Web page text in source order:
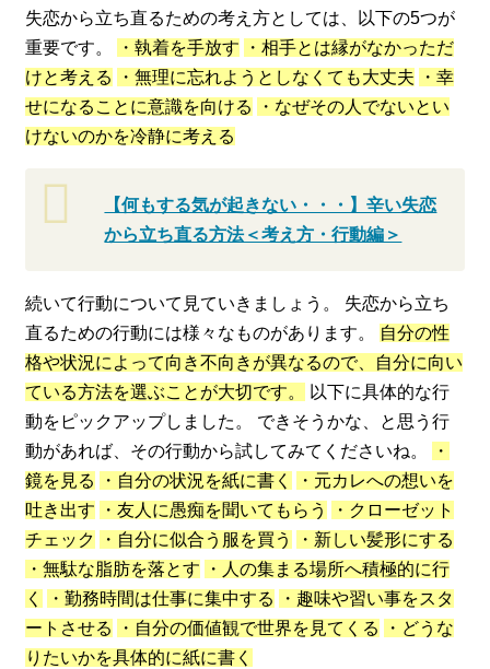
失恋から立ち直るための考え方としては、以下の5つが
重要です。
・執着を手放す
・相手とは縁がなかっただ
けと考える
・無理に忘れようとしなくても大丈夫
・幸
せになることに意識を向ける
・なぜその人でないとい
けないのかを冷静に考える
【何もする気が起きない・・・】辛い失恋
から立ち直る方法＜考え方・行動編＞
続いて行動について見ていきましょう。 失恋から立ち
直るための行動には様々なものがあります。 自分の性
格や状況によって向き不向きが異なるので、自分に向い
ている方法を選ぶことが大切です。
以下に具体的な行
動をピックアップしました。 できそうかな、と思う行
動があれば、その行動から試してみてくださいね。
・
鏡を見る
・自分の状況を紙に書く
・元カレへの想いを
吐き出す
・友人に愚痴を聞いてもらう
・クローゼット
チェック
・自分に似合う服を買う
・新しい髪形にする
・無駄な脂肪を落とす
・人の集まる場所へ積極的に行
く
・勤務時間は仕事に集中する
・趣味や習い事をスタ
ートさせる
・自分の価値観で世界を見てくる
・どうな
りたいかを具体的に紙に書く